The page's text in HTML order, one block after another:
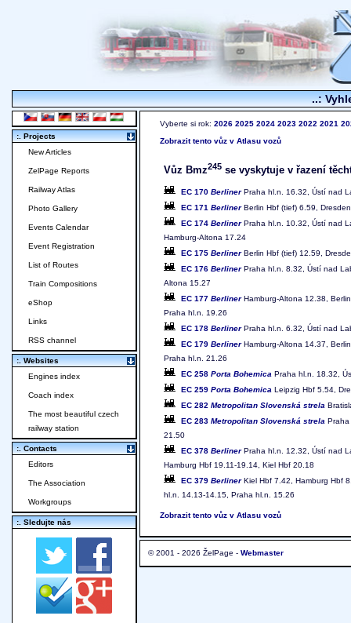
..:
Vyberte si rok: 2026 2025 2024 2023 2022 2021
Zobrazit tento vůz v Atlasu vozů
Vůz Bmz245 se vyskytuje v řazení
EC 170 BerlinerPraha hl.n. 16.32, Ústí nad
EC 171 BerlinerBerlin Hbf (tief) 6.59,
EC 174 BerlinerPraha hl.n. 10.32, Ústí nad
Hamburg-Altona 17.24
EC 175 BerlinerBerlin Hbf (tief) 12.59,
EC 176 BerlinerPraha hl.n. 8.32, Ústí nad
Altona 15.27
EC 177 BerlinerHamburg-Altona 12.38,
Praha hl.n. 19.26
EC 178 BerlinerPraha hl.n. 6.32, Ústí nad
EC 179 BerlinerHamburg-Altona 14.37,
Praha hl.n. 21.26
EC 258 Porta Bohemica Praha hl.n. 18.32,
EC 259 Porta Bohemica Leipzig Hbf 5.54,
EC 282 Metropolitan Slovenská strela
EC 283 Metropolitan Slovenská strela
21.50
EC 378 BerlinerPraha hl.n. 12.32, Ústí nad
Hamburg Hbf 19.11-19.14, Kiel Hbf 20.18
EC 379 BerlinerKiel Hbf 7.42, Hamburg Hbf
hl.n. 14.13-14.15, Praha hl.n. 15.26
Zobrazit tento vůz v Atlasu vozů
© 2001 - 2026 ŽelPage - Webmaster
:. Projects
New Articles
ZelPage Reports
Railway Atlas
Photo Gallery
Events Calendar
Event Registration
List of Routes
Train Compositions
eShop
Links
RSS channel
:. Websites
Engines index
Coach index
The most beautiful czech
railway station
:. Contacts
Editors
The Association
Workgroups
:. Sledujte nás